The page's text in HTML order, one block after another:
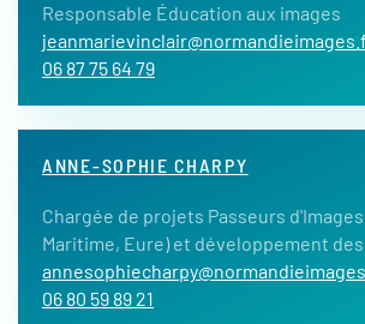
Responsable Éducation aux images
06 87 75 64 79
ANNE-SOPHIE CHARPY
Chargée de projets Passeurs
Maritime, Eure) et développement
06 80 59 89 21